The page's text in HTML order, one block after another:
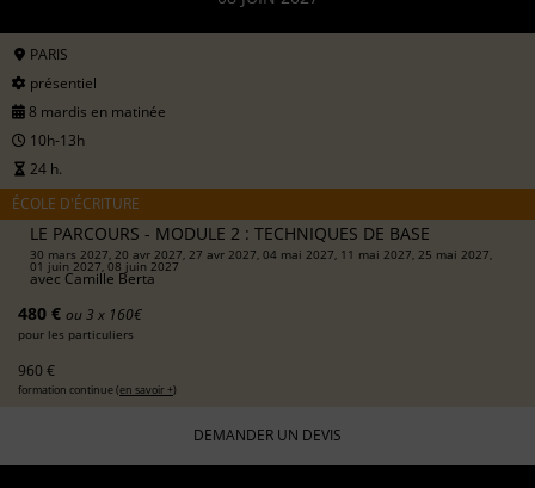
PARIS
présentiel
8 mardis en matinée
10h-13h
24 h.
ÉCOLE D'ÉCRITURE
LE PARCOURS - MODULE 2 : TECHNIQUES DE BASE
30 mars 2027, 20 avr 2027, 27 avr 2027, 04 mai 2027, 11 mai 2027, 25 mai 2027,
01 juin 2027, 08 juin 2027
avec Camille Berta
480 € ou 3 x 160€
pour les particuliers
960 €
formation continue (en savoir +)
DEMANDER UN DEVIS